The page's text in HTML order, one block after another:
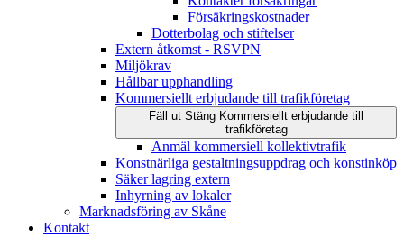
Försäkringskostnader
Dotterbolag och stiftelser
Extern åtkomst - RSVPN
Miljökrav
Hållbar upphandling
Kommersiellt erbjudande till trafikföretag
Fäll ut Stäng Kommersiellt erbjudande till
trafikföretag
Anmäl kommersiell kollektivtrafik
Konstnärliga gestaltningsuppdrag och konstinköp
Säker lagring extern
Inhyrning av lokaler
Marknadsföring av Skåne
Kontakt